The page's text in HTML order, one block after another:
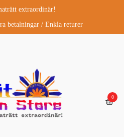
extraordinär!
betalningar / Enkla returer
0